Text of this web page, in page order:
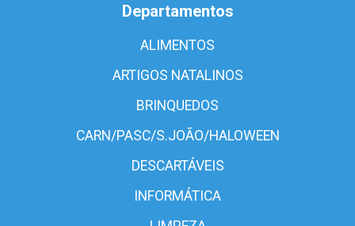
Departamentos
ALIMENTOS
ARTIGOS NATALINOS
BRINQUEDOS
CARN/PASC/S.JOÃO/HALOWEEN
DESCARTÁVEIS
INFORMÁTICA